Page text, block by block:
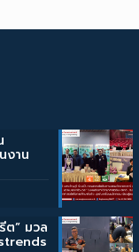
งาน
ต” มวล